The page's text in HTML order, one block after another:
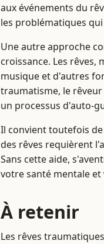
aux événements du
les problématiques
Une autre approche
croissance. Les
musique et d'autres
traumatisme, le
un processus d'auto-
Il convient toutefois
des rêves requièrent
Sans cette aide,
votre santé mentale
À retenir
Les rêves